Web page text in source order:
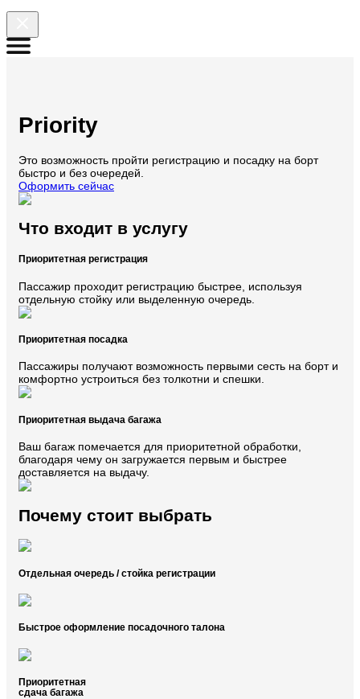
Priority
Это возможность пройти регистрацию и посадку на борт
быстро и без очередей.
Оформить сейчас
Что входит в услугу
Приоритетная регистрация
Пассажир проходит регистрацию быстрее, используя
отдельную стойку или выделенную очередь.
Приоритетная посадка
Пассажиры получают возможность первыми сесть на борт и
комфортно устроиться без толкотни и спешки.
Приоритетная выдача багажа
Ваш багаж помечается для приоритетной обработки,
благодаря чему он загружается первым и быстрее
доставляется на выдачу.
Почему стоит выбрать
Отдельная очередь / стойка регистрации
Быстрое оформление посадочного талона
Приоритетная
сдача багажа